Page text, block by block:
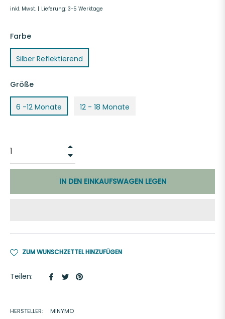
inkl. Mwst. | Lieferung: 3-5 Werktage
Farbe
Silber Reflektierend
Größe
6 -12 Monate 12 - 18 Monate
IN DEN EINKAUFSWAGEN LEGEN
ZUM WUNSCHZETTEL HINZUFÜGEN
Teilen:
Auf
AufAuf
HERSTELLER: MINYMO